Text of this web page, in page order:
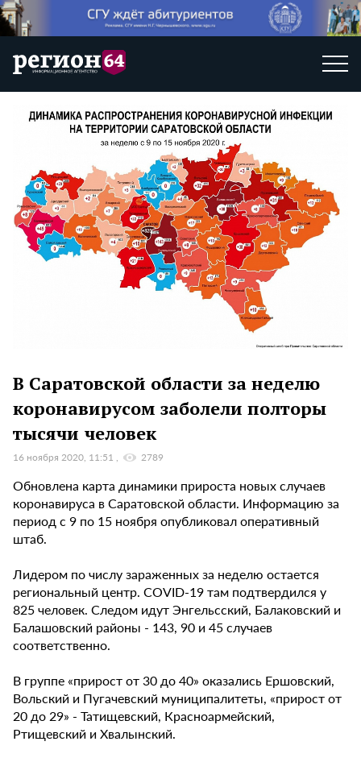
В Саратовской области за неделю
коронавирусом заболели полторы
тысячи человек
16 ноября 2020, 11:51 2789
Обновлена карта динамики прироста новых случаев
коронавируса в Саратовской области. Информацию за
период с 9 по 15 ноября опубликовал оперативный
штаб.
Лидером по числу зараженных за неделю остается
региональный центр. COVID-19 там подтвердился у
825 человек. Следом идут Энгельсский, Балаковский и
Балашовский районы - 143, 90 и 45 случаев
соответственно.
В группе «прирост от 30 до 40» оказались Ершовский,
Вольский и Пугачевский муниципалитеты, «прирост от
20 до 29» - Татищевский, Красноармейский,
Ртищевский и Хвалынский.